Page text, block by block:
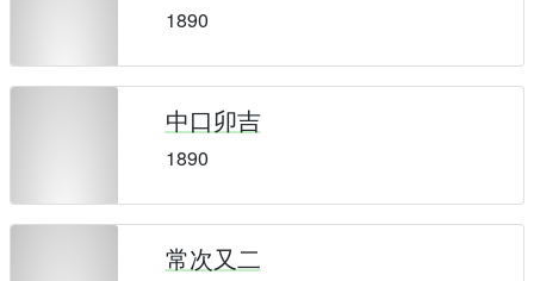
1890
中口卯吉
1890
常次又二